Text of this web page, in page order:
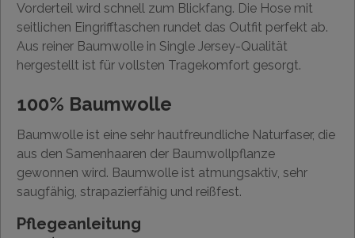
Vorderteil wird schnell zum Blickfang. Die Hose mit
seitlichen Eingrifftaschen rundet das Outfit perfekt ab.
Aus reiner Baumwolle in Single Jersey-Qualität
hergestellt ist für vollsten Tragekomfort gesorgt.
100% Baumwolle
Baumwolle ist eine sehr hautfreundliche Naturfaser, die
aus den Samenhaaren der Baumwollpflanze
gewonnen wird. Baumwolle ist atmungsaktiv, sehr
saugfähig, strapazierfähig und reißfest.
Pflegeanleitung